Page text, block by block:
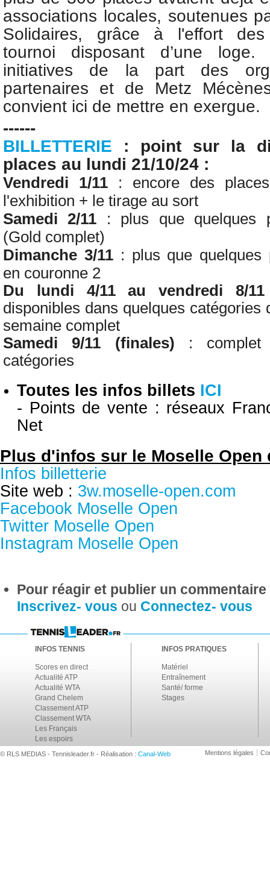
associations locales, soutenues
Solidaires, grâce à l'effort
tournoi disposant d’une
initiatives de la part des
partenaires et de Metz
convient ici de mettre en exergue.
------
BILLETTERIE : point sur la
places au lundi 21/10/24 :
Vendredi 1/11 : encore des
l'exhibition + le tirage au sort
Samedi 2/11 : plus que quelques
(Gold complet)
Dimanche 3/11 : plus que quelques
en couronne 2
Du lundi 4/11 au vendredi 8/11
disponibles dans quelques catégories
semaine complet
Samedi 9/11 (finales) : complet
catégories
Toutes les infos billets ICI
- Points de vente : réseaux
Net
Plus d'infos sur le Moselle Open
Infos billetterie
Site web : 3w.moselle-open.com
Facebook Moselle Open
Twitter Moselle Open
Instagram Moselle Open
Pour réagir et publier un
Inscrivez- vous ou Connectez- vous
INFOS TENNIS
Scores en direct
Actualité ATP
Actualité WTA
Grand Chelem
Classement ATP
Classement WTA
Les Français
Les espoirs
INFOS PRATIQUES
Matériel
Entraînement
Santé/ forme
Stages
© RLS MEDIAS - Tennisleader.fr - Réalisation : Canal-Web Mentions légales